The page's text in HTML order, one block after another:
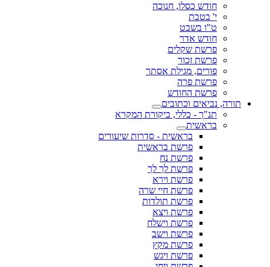
חודש כסלו, חנוכה
י' בטבת
ט"ו בשבט
חודש אדר
פרשת שקלים
פרשת זכור
פורים, מגילת אסתר
פרשת פרה
פרשת החודש
תורה, נביאים וכתובים
תנ"ך - כללי, ביקורת המקרא
בראשית
בראשית - סדרות שיעורים
פרשת בראשית
פרשת נח
פרשת לך לך
פרשת וירא
פרשת חיי שרה
פרשת תולדות
פרשת ויצא
פרשת וישלח
פרשת וישב
פרשת מקץ
פרשת ויגש